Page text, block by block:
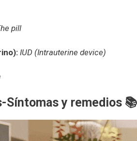
pill
IUD (Intrauterine device)
Síntomas y remedios 📚